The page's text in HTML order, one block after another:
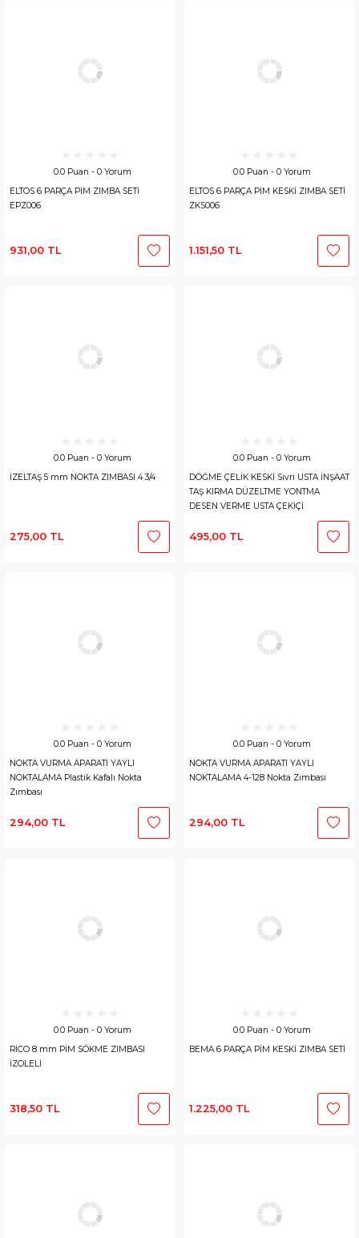
0.0 Puan - 0 Yorum
ELTOS 6 PARÇA PİM ZIMBA SETİ
EPZ006
931,00 TL
0.0 Puan - 0 Yorum
ELTOS 6 PARÇA PİM KESKİ ZIMBA SETİ
ZKS006
1.151,50 TL
0.0 Puan - 0 Yorum
İZELTAŞ 5 mm NOKTA ZIMBASI 4 3/4
275,00 TL
0.0 Puan - 0 Yorum
DÖĞME ÇELİK KESKİ Sivri USTA İNŞAAT
TAŞ KIRMA DÜZELTME YONTMA
DESEN VERME USTA ÇEKİÇİ
495,00 TL
0.0 Puan - 0 Yorum
NOKTA VURMA APARATI YAYLI
NOKTALAMA Plastik Kafalı Nokta
Zımbası
294,00 TL
0.0 Puan - 0 Yorum
NOKTA VURMA APARATI YAYLI
NOKTALAMA 4-128 Nokta Zımbası
294,00 TL
0.0 Puan - 0 Yorum
RİCO 8 mm PİM SÖKME ZIMBASI
İZOLELİ
318,50 TL
0.0 Puan - 0 Yorum
BEMA 6 PARÇA PİM KESKİ ZIMBA SETİ
1.225,00 TL